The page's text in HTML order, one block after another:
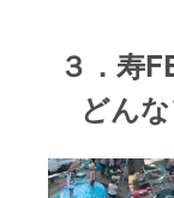
３．寿
どん